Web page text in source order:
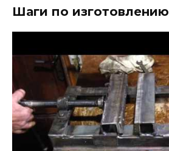
Шаги по изготовлению